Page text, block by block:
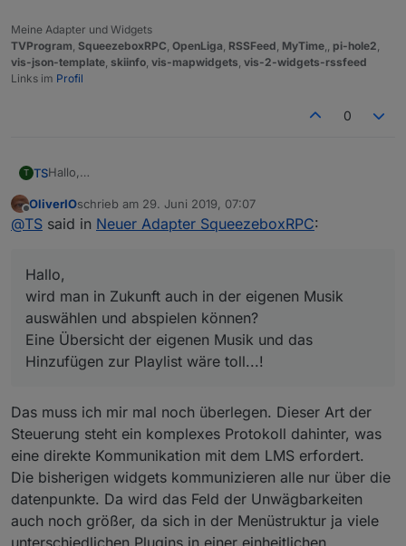
Meine Adapter und Widgets
TVProgram, SqueezeboxRPC, OpenLiga, RSSFeed, MyTime,, pi-hole2,
vis-json-template, skiinfo, vis-mapwidgets, vis-2-widgets-rssfeed
Links im Profil
0
T TSHallo,
und abspielen können?
Eine Übersicht der eigenen Musik und das Hinzufügen zur
Bislang steuere ich alles über selbstgebaute Tasker Apps,
was aber extrem schwerfällig läuft, da Tasker nicht wirklich
Offline
OliverIOschrieb am 29. Juni 2019, 07:07
zuletzt editiert von
@TS said in Neuer Adapter SqueezeboxRPC:
Hallo,
wird man in Zukunft auch in der eigenen Musik
auswählen und abspielen können?
Eine Übersicht der eigenen Musik und das
Hinzufügen zur Playlist wäre toll...!
Das muss ich mir mal noch überlegen. Dieser Art der
Steuerung steht ein komplexes Protokoll dahinter, was
eine direkte Kommunikation mit dem LMS erfordert.
Die bisherigen widgets kommunizieren alle nur über die
datenpunkte. Da wird das Feld der Unwägbarkeiten
auch noch größer, da sich in der Menüstruktur ja viele